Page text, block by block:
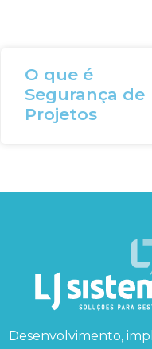
O que é
Segurança de
Projetos
Desenvolvimento,